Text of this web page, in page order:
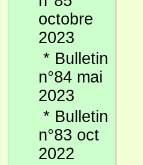
octobre
2023
* Bulletin
n°84 mai
2023
* Bulletin
n°83 oct
2022